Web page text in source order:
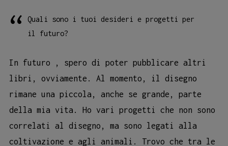
Quali sono i tuoi desideri e progetti per
il futuro?
In futuro , spero di poter pubblicare altri
libri, ovviamente. Al momento, il disegno
rimane una piccola, anche se grande, parte
della mia vita. Ho vari progetti che non sono
correlati al disegno, ma sono legati alla
coltivazione e agli animali. Trovo che tra le